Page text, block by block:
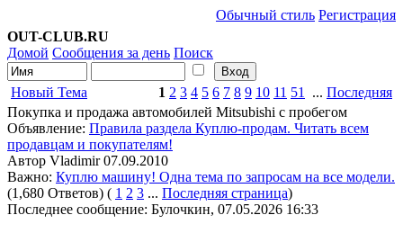
Обычный стиль Регистрация
OUT-CLUB.RU
Домой Сообщения за день Поиск
1 2 3 4 5 6 7 8 9 10 11 51 ... Последняя
Новый Тема
Покупка и продажа автомобилей Mitsubishi с пробегом
Объявление: Правила раздела Куплю-продам. Читать всем
продавцам и покупателям!
Автор Vladimir 07.09.2010
Важно: Куплю машину! Одна тема по запросам на все модели.
(1,680 Ответов) ( 1 2 3 ... Последняя страница)
Последнее сообщение: Булочкин, 07.05.2026 16:33